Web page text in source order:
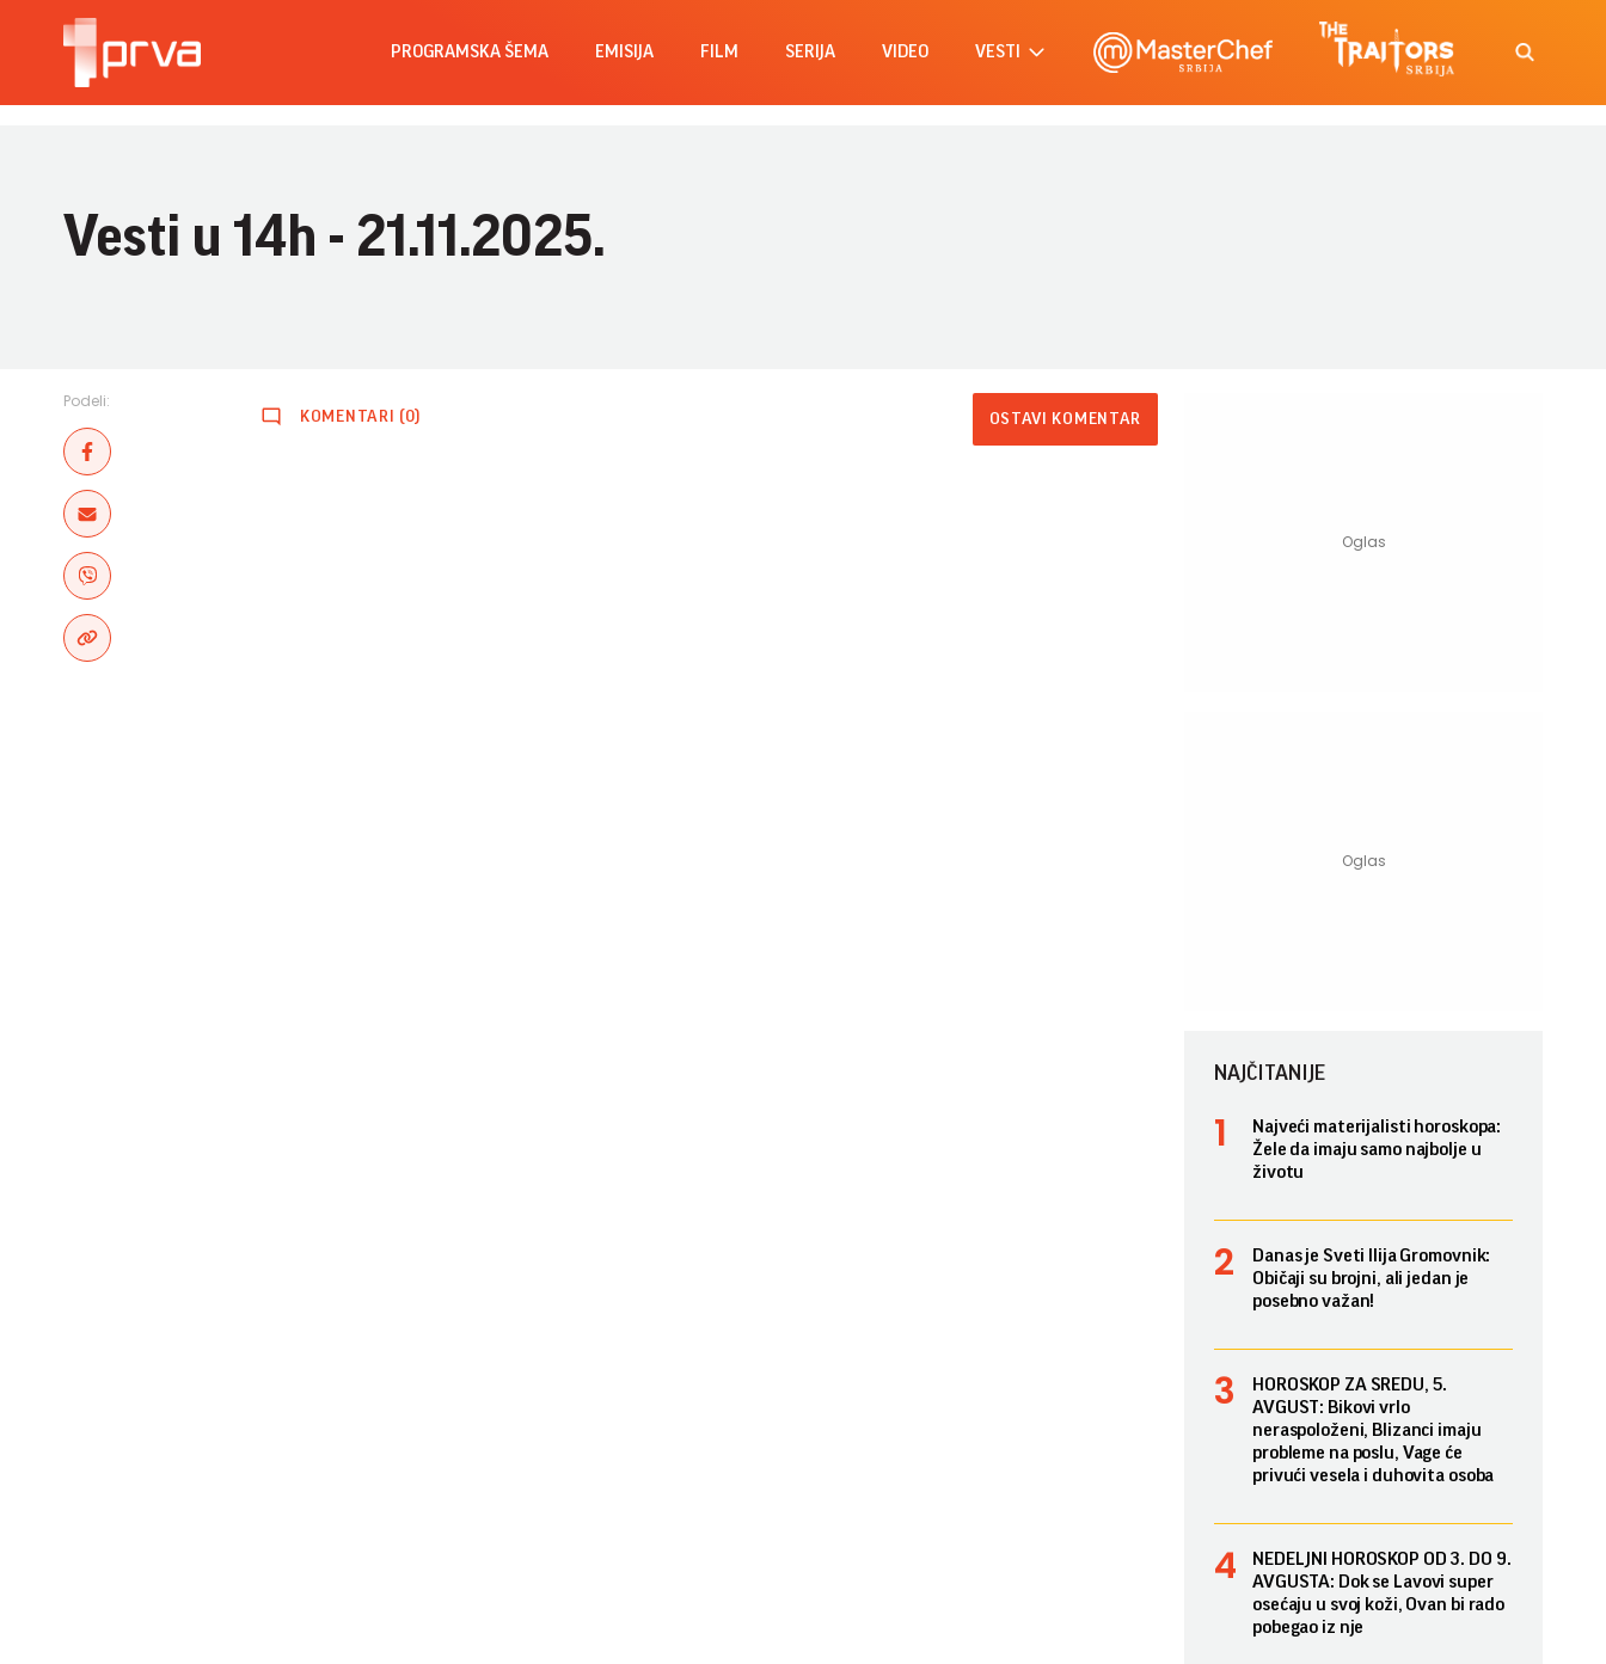
PROGRAMSKA ŠEMA EMISIJA FILM SERIJA VIDEO VESTI
Vesti u 14h - 21.11.2025.
Podeli:
KOMENTARI (0) OSTAVI KOMENTAR
NAJČITANIJE
Najveći materijalisti horoskopa:
Žele da imaju samo najbolje u
životu
Danas je Sveti Ilija Gromovnik:
Običaji su brojni, ali jedan je
posebno važan!
HOROSKOP ZA SREDU, 5.
AVGUST: Bikovi vrlo
neraspoloženi, Blizanci imaju
probleme na poslu, Vage će
privući vesela i duhovita osoba
NEDELJNI HOROSKOP OD 3. DO 9.
AVGUSTA: Dok se Lavovi super
osećaju u svoj koži, Ovan bi rado
pobegao iz nje